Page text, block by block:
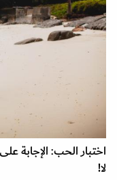
اختبار الحب: الإجابة
لا!